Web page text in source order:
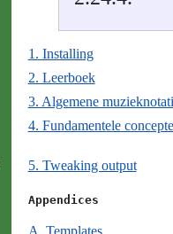
1. Installing
2. Leerboek
3. Algemene
4. Fundamentele
5. Tweaking output
Appendices